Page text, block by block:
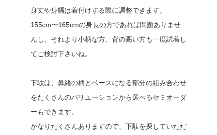
身丈や身幅は着付けする際に調整できます。
155cm〜165cmの身長の方であれば問題ありませ
んし、それより小柄な方、背の高い方も一度試着し
てご検討下さいね。
下駄は、鼻緒の柄とベースになる部分の組み合わせ
をたくさんのバリエーションから選べるセミオーダ
ーもできます。
かなりたくさんありますので、下駄を探していただ